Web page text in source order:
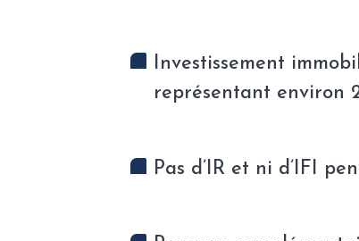
Investissement
représentant environ
Pas d’IR et ni d’IFI